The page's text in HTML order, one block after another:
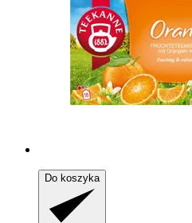
Do koszyka